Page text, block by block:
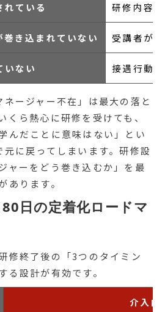
ている 研修内容
き込まれていない 受講者が
いない 接遇行動
ージャー不在」は最大の落と
くら熱心に研修を受けても、
んだことに意味はない」とい
に戻ってしまいます。研修設
ャーをどう巻き込むか」を最
あります。
日の定着化ロードマ
修終了後の「3つのタイミン
る設計が有効です。
介入内